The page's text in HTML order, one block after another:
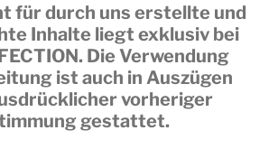
für durch uns erstellte und
Inhalte liegt exklusiv bei
. Die Verwendung
ist auch in Auszügen
vorheriger
gestattet.